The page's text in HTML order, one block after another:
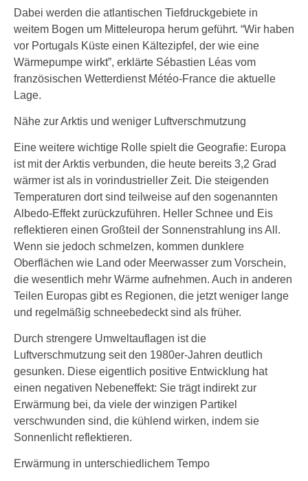
Dabei werden die atlantischen Tiefdruckgebiete in
weitem Bogen um Mitteleuropa herum geführt. “Wir haben
vor Portugals Küste einen Kältezipfel, der wie eine
Wärmepumpe wirkt”, erklärte Sébastien Léas vom
französischen Wetterdienst Météo-France die aktuelle
Lage.
Nähe zur Arktis und weniger Luftverschmutzung
Eine weitere wichtige Rolle spielt die Geografie: Europa
ist mit der Arktis verbunden, die heute bereits 3,2 Grad
wärmer ist als in vorindustrieller Zeit. Die steigenden
Temperaturen dort sind teilweise auf den sogenannten
Albedo-Effekt zurückzuführen. Heller Schnee und Eis
reflektieren einen Großteil der Sonnenstrahlung ins All.
Wenn sie jedoch schmelzen, kommen dunklere
Oberflächen wie Land oder Meerwasser zum Vorschein,
die wesentlich mehr Wärme aufnehmen. Auch in anderen
Teilen Europas gibt es Regionen, die jetzt weniger lange
und regelmäßig schneebedeckt sind als früher.
Durch strengere Umweltauflagen ist die
Luftverschmutzung seit den 1980er-Jahren deutlich
gesunken. Diese eigentlich positive Entwicklung hat
einen negativen Nebeneffekt: Sie trägt indirekt zur
Erwärmung bei, da viele der winzigen Partikel
verschwunden sind, die kühlend wirken, indem sie
Sonnenlicht reflektieren.
Erwärmung in unterschiedlichem Tempo